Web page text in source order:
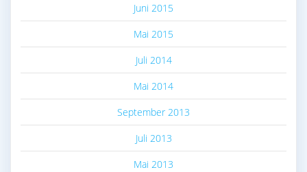
Juni 2015
Mai 2015
Juli 2014
Mai 2014
September 2013
Juli 2013
Mai 2013